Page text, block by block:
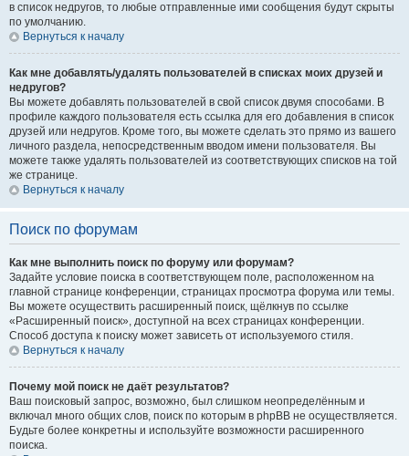
в список недругов, то любые отправленные ими сообщения будут скрыты
по умолчанию.
Вернуться к началу
Как мне добавлять/удалять пользователей в списках моих друзей и
недругов?
Вы можете добавлять пользователей в свой список двумя способами. В
профиле каждого пользователя есть ссылка для его добавления в список
друзей или недругов. Кроме того, вы можете сделать это прямо из вашего
личного раздела, непосредственным вводом имени пользователя. Вы
можете также удалять пользователей из соответствующих списков на той
же странице.
Вернуться к началу
Поиск по форумам
Как мне выполнить поиск по форуму или форумам?
Задайте условие поиска в соответствующем поле, расположенном на
главной странице конференции, страницах просмотра форума или темы.
Вы можете осуществить расширенный поиск, щёлкнув по ссылке
«Расширенный поиск», доступной на всех страницах конференции.
Способ доступа к поиску может зависеть от используемого стиля.
Вернуться к началу
Почему мой поиск не даёт результатов?
Ваш поисковый запрос, возможно, был слишком неопределённым и
включал много общих слов, поиск по которым в phpBB не осуществляется.
Будьте более конкретны и используйте возможности расширенного
поиска.